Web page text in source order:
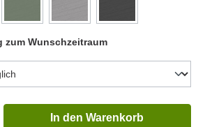
Wunschzeitraum
In den Warenkorb